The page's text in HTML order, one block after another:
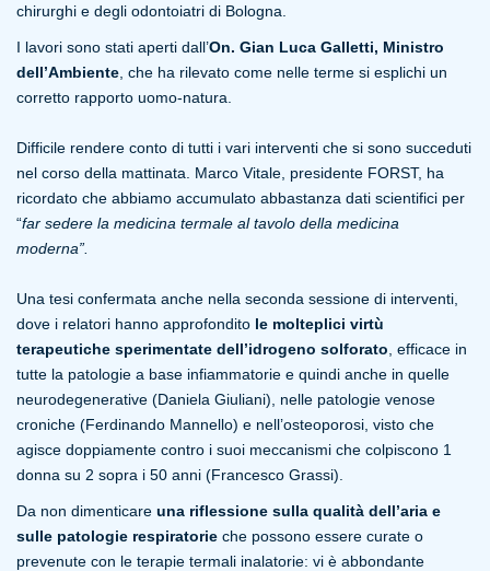
chirurghi e degli odontoiatri di Bologna.
I lavori sono stati aperti dall’On. Gian Luca Galletti, Ministro
dell’Ambiente , che ha rilevato come nelle terme si esplichi un
corretto rapporto uomo-natura.
Difficile rendere conto di tutti i vari interventi che si sono succeduti
nel corso della mattinata. Marco Vitale, presidente FORST, ha
ricordato che abbiamo accumulato abbastanza dati scientifici per
“far sedere la medicina termale al tavolo della medicina
moderna”.
Una tesi confermata anche nella seconda sessione di interventi,
dove i relatori hanno approfondito le molteplici virtù
terapeutiche sperimentate dell’idrogeno solforato , efficace in
tutte la patologie a base infiammatorie e quindi anche in quelle
neurodegenerative (Daniela Giuliani), nelle patologie venose
croniche (Ferdinando Mannello) e nell’osteoporosi, visto che
agisce doppiamente contro i suoi meccanismi che colpiscono 1
donna su 2 sopra i 50 anni (Francesco Grassi).
Da non dimenticare una riflessione sulla qualità dell’aria e
sulle patologie respiratorie che possono essere curate o
prevenute con le terapie termali inalatorie: vi è abbondante